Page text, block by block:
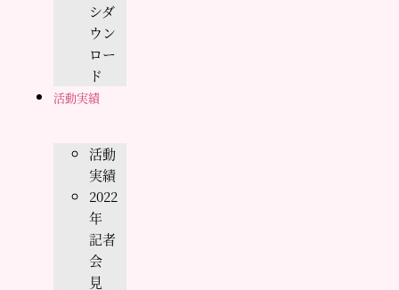
シダ
ウン
ロー
ド
活動実績
活動
実績
2022
年
記者
会
見